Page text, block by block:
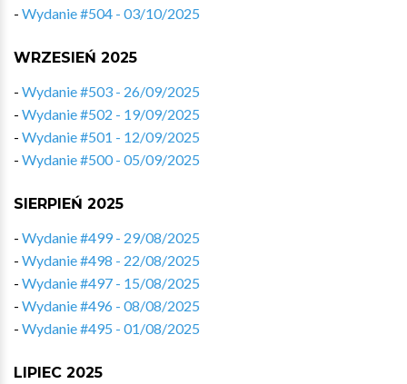
- Wydanie #504 - 03/10/2025
WRZESIEŃ 2025
- Wydanie #503 - 26/09/2025
- Wydanie #502 - 19/09/2025
- Wydanie #501 - 12/09/2025
- Wydanie #500 - 05/09/2025
SIERPIEŃ 2025
- Wydanie #499 - 29/08/2025
- Wydanie #498 - 22/08/2025
- Wydanie #497 - 15/08/2025
- Wydanie #496 - 08/08/2025
- Wydanie #495 - 01/08/2025
LIPIEC 2025